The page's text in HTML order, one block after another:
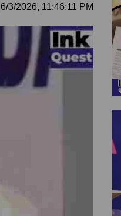
6/3/2026, 11:46:11 PM